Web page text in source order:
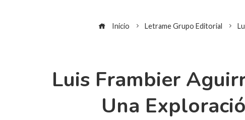
Inicio Letrame Grupo Editorial
Luis Frambier
Una